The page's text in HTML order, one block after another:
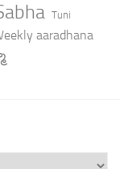
Tuni
aaradhana